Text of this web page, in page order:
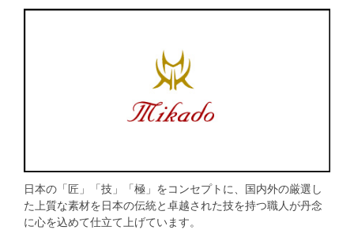
日本の「匠」「技」「極」をコンセプトに、国内外の厳選し
た上質な素材を日本の伝統と卓越された技を持つ職人が丹念
に心を込めて仕立て上げています。